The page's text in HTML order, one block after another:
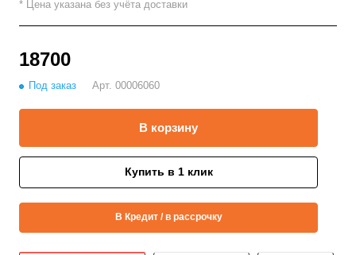
* Цена указана без учёта доставки
18700
Под заказ Арт. 00006060
В корзину
Купить в 1 клик
В Кредит / в рассрочку